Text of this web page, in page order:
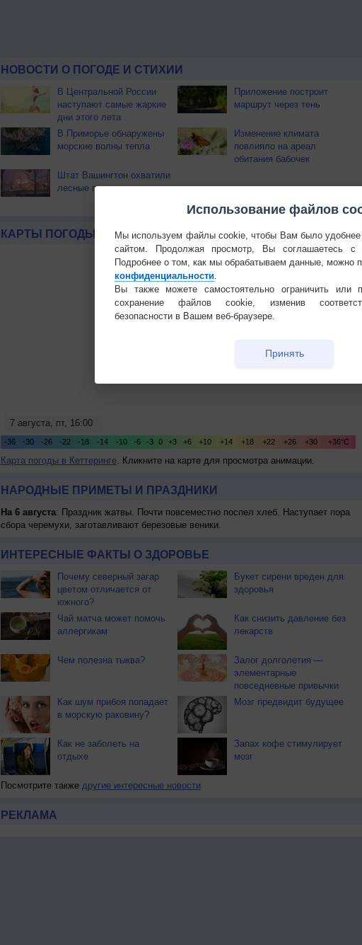
НОВОСТИ О ПОГОДЕ И СТИХИИ
В Центральной России
наступают самые жаркие
дни этого лета
Приложение построит
маршрут через тень
В Приморье обнаружены
морские волны тепла
Изменение климата
повлияло на ареал
обитания бабочек
Штат Вашингтон охватили
лесные пожары
КАРТЫ ПОГОДЫ Температура Облачность Осадки
Карта погоды в Кеттеринге. Кликните на карте для просмотра анимации.
НАРОДНЫЕ ПРИМЕТЫ И ПРАЗДНИКИ
На 6 августа: Праздник жатвы. Почти повсеместно поспел хлеб. Наступает пора
сбора черемухи, заготавливают березовые веники.
ИНТЕРЕСНЫЕ ФАКТЫ О ЗДОРОВЬЕ
Почему северный загар
цветом отличается от
южного?
Букет сирени вреден для
здоровья
Чай матча может помочь
аллергикам
Как снизить давление без
лекарств
Чем полезна тыква?
Залог долголетия —
элементарные
повседневные привычки
Как шум прибоя попадает
в морскую раковину?
Мозг предвидит будущее
Как не заболеть на
отдыхе
Запах кофе стимулирует
мозг
Посмотрите также другие интересные новости
РЕКЛАМА
Использование файлов
Мы используем файлы cookie, чтобы Вам было удобнее
сайтом. Продолжая просмотр, Вы соглашаетесь с
Подробнее о том, как мы обрабатываем данные, можно
конфиденциальности
Вы также можете самостоятельно ограничить или
сохранение файлов cookie, изменив
безопасности в Вашем веб-браузере.
Принять